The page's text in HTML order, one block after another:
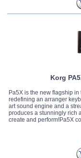
Korg
Pa5X is the new flagship
redefining an arranger
art sound engine and a
produces a stunningly rich
create and perform!Pa5X